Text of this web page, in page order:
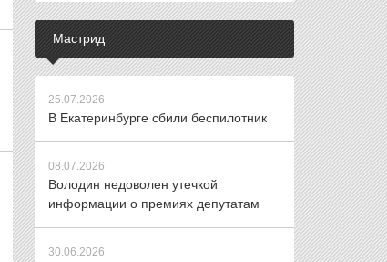
Мастрид
25.07.2026
В Екатеринбурге сбили беспилотник
08.07.2026
Володин недоволен утечкой
информации о премиях депутатам
30.06.2026